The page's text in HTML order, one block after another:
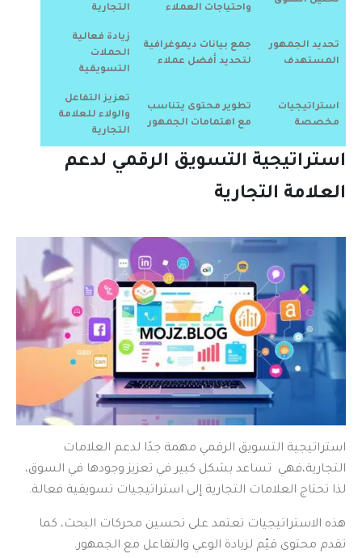
واحتياجات العملاء التجارية
تحديد الجمهور
المستهدف
جمع بيانات ديموغرافية
لتحديد أفضل عملاء
زيادة فعالية
الحملات
التسويقية
استراتيجيات
مخصصة
تطوير محتوى يتناسب
مع اهتمامات الجمهور
تعزيز التفاعل
والولاء للعلامة
التجارية
استراتيجية التسويق الرقمي لدعم
العلامة التجارية
استراتيجية التسويق الرقمي مهمة جدًا لدعم العلامات
التجارية،فهي تساعد بشكل كبير في تعزيز وجودها في السوق،
لذا تحتاج العلامات التجارية إلى استراتيجيات تسويقية فعالة.
هذه الاستراتيجيات تعتمد على تحسين محركات البحث، كما
تقدم محتوى قيّم لزيادة الوعي والتفاعل مع الجمهور.